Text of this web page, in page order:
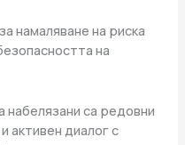
намаляване на риска
на
са редовни
активен диалог с